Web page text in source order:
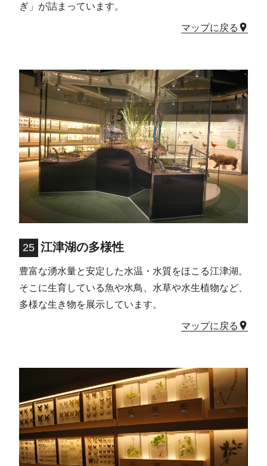
ぎ」が詰まっています。
マップに戻る
25 江津湖の多様性
豊富な湧水量と安定した水温・水質をほこる江津湖。
そこに生育している魚や水鳥、水草や水生植物など、
多様な生き物を展示しています。
マップに戻る